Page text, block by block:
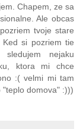
Chapem, ze sa
Ale obcas
tvoje stare
si pozriem tie
nejaku
ktora mi chce
:( velmi mi tam
domova" :)))